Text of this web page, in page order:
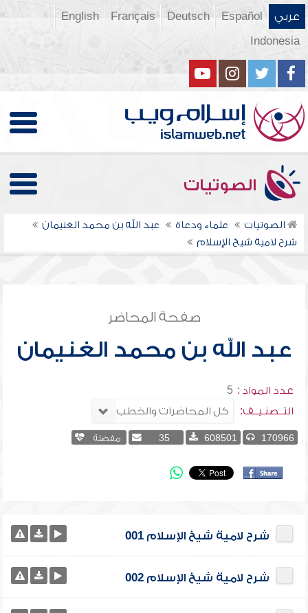
عربي Español
Deutsch
Français
English
Indonesia
الصوتيات
الصوتيات علماء ودعاة
عبد الله بن محمد الغنيمان
شرح لامية شيخ الإسلام
صفحة المحاضر
عبد الله بن محمد الغنيمان
عدد المواد : 5
التــصنـيــف:
170966
608501
35 مفضلة
شرح لامية شيخ الإسلام 001
شرح لامية شيخ الإسلام 002